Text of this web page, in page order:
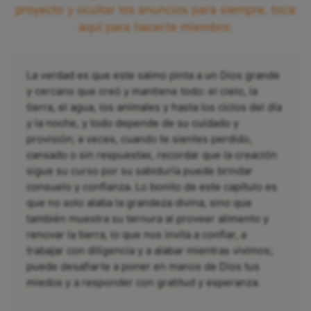
proyecto y ocultar los anuncios para siempre, toca
aquí para hacerte miembro.
La verdad es que este salmo pinta a un Dios grande
y cercano que creó y mantiene todo: el cielo, la
tierra, el agua, los animales y hasta los ciclos del día
y la noche, y todo depende de su cuidado y
provisión; a veces, cuando te sientes perdido,
cansado o sin respuestas, recordar que la creación
sigue su curso por su sabiduría puede brindar
consuelo y confianza. Lo bonito de este capítulo es
que no solo alaba la grandeza divina, sino que
también muestra su ternura al proveer alimento y
renovar la tierra, lo que nos invita a confiar, a
trabajar con diligencia y a alabar mientras vivimos;
puede desafiarte a poner en manos de Dios tus
miedos y a responder con gratitud y esperanza.